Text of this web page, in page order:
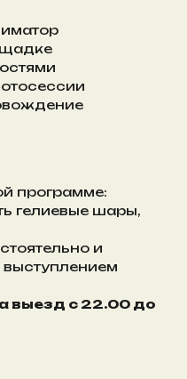
программе:
гелиевые шары,
и
выступлением
выезд с 22.00 до